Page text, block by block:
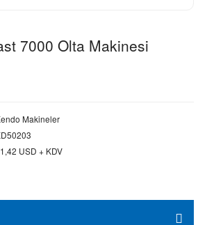
7000 Olta Makinesi
Makineler
USD + KDV